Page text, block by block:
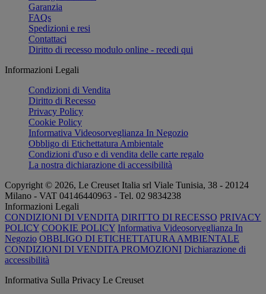
Garanzia
FAQs
Spedizioni e resi
Contattaci
Diritto di recesso modulo online - recedi qui
Informazioni Legali
Condizioni di Vendita
Diritto di Recesso
Privacy Policy
Cookie Policy
Informativa Videosorveglianza In Negozio
Obbligo di Etichettatura Ambientale
Condizioni d'uso e di vendita delle carte regalo
La nostra dichiarazione di accessibilità
Copyright © 2026, Le Creuset Italia srl ​​Viale Tunisia, 38 - 20124
Milano - VAT 04146440963 - Tel. 02 9834238
Informazioni Legali
CONDIZIONI DI VENDITA DIRITTO DI RECESSO PRIVACY
POLICY COOKIE POLICY Informativa Videosorveglianza In
Negozio OBBLIGO DI ETICHETTATURA AMBIENTALE
CONDIZIONI DI VENDITA PROMOZIONI Dichiarazione di
accessibilità
Informativa Sulla Privacy Le Creuset